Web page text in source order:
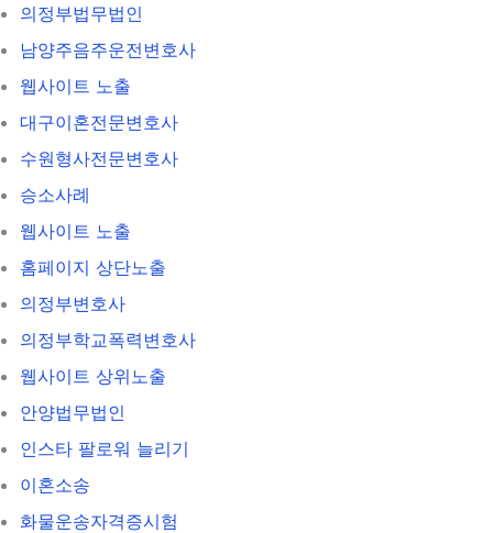
의정부법무법인
남양주음주운전변호사
웹사이트 노출
대구이혼전문변호사
수원형사전문변호사
승소사례
웹사이트 노출
홈페이지 상단노출
의정부변호사
의정부학교폭력변호사
웹사이트 상위노출
안양법무법인
인스타 팔로워 늘리기
이혼소송
화물운송자격증시험